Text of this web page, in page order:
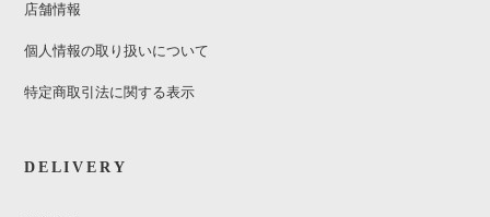
店舗情報
個人情報の取り扱いについて
特定商取引法に関する表示
DELIVERY